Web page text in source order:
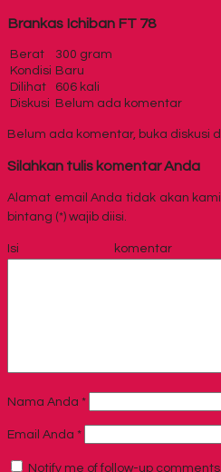
Brankas Ichiban FT 78
Berat
300 gram
Kondisi Baru
Dilihat
606 kali
Diskusi
Belum ada komentar
Belum ada komentar, buka diskusi
Silahkan tulis komentar Anda
Alamat email Anda tidak akan
bintang (*) wajib diisi.
Isi komentar
Nama Anda *
Email Anda *
Notify me of follow-up